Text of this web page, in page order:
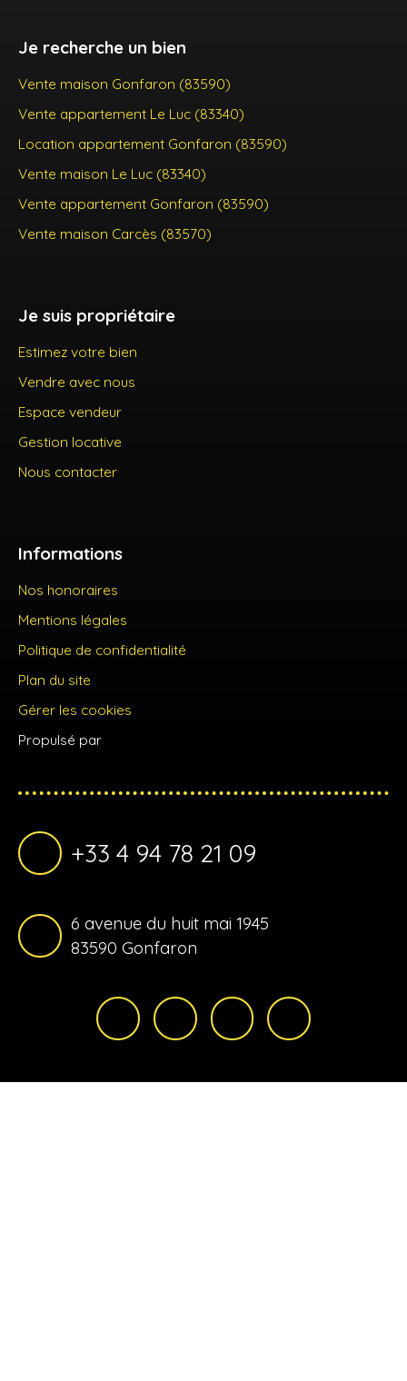
Je recherche un bien
Vente maison Gonfaron (83590)
Vente appartement Le Luc (83340)
Location appartement Gonfaron (83590)
Vente maison Le Luc (83340)
Vente appartement Gonfaron (83590)
Vente maison Carcès (83570)
Je suis propriétaire
Estimez votre bien
Vendre avec nous
Espace vendeur
Gestion locative
Nous contacter
Informations
Nos honoraires
Mentions légales
Politique de confidentialité
Plan du site
Gérer les cookies
Propulsé par
+33 4 94 78 21 09
6 avenue du huit mai 1945
83590 Gonfaron